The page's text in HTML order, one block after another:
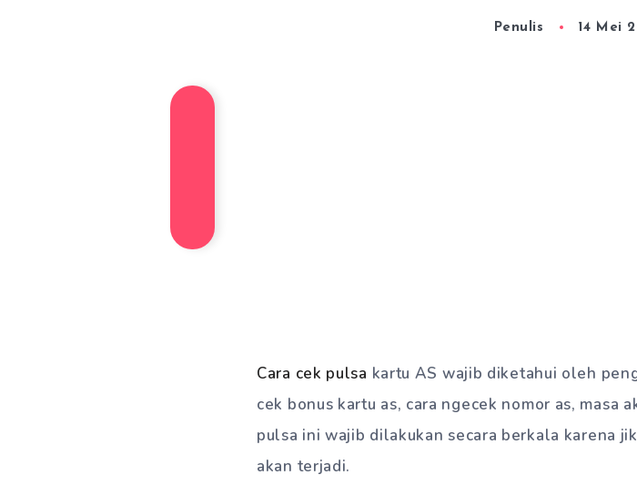
Penulis 14 Mei
Cara cek pulsa kartu AS wajib diketahui oleh
cek bonus kartu as, cara ngecek nomor as, masa
pulsa ini wajib dilakukan secara berkala karena
akan terjadi.